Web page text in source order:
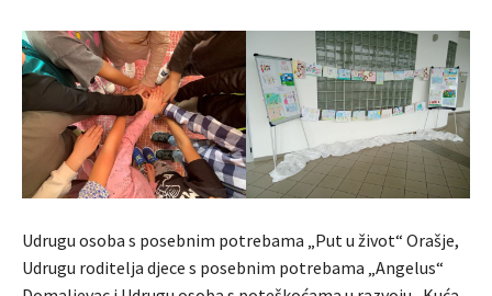
Udrugu osoba s posebnim potrebama „Put u život“ Orašje,
Udrugu roditelja djece s posebnim potrebama „Angelus“